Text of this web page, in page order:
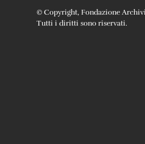
© Copyright, Fondazione
Tutti i diritti sono riservati.